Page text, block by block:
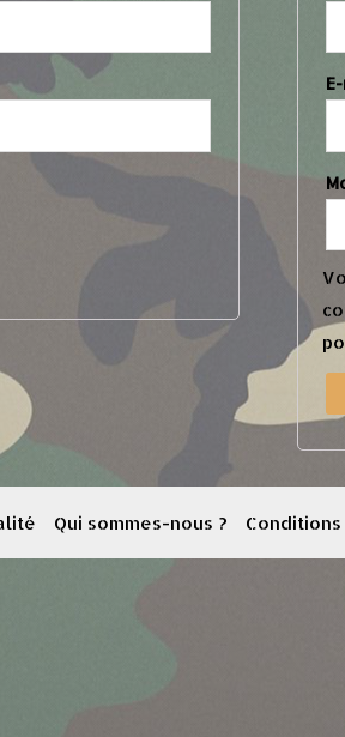
Qui sommes-nous ?